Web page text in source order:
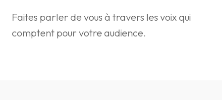
Faites parler de vous à travers les voix qui
comptent pour votre audience.